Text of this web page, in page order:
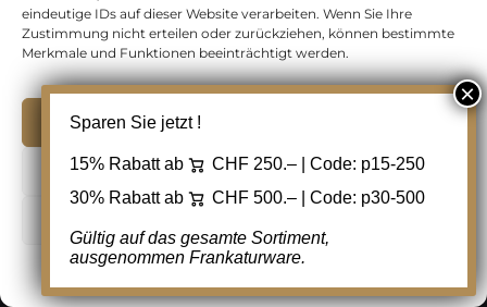
eindeutige IDs auf dieser Website verarbeiten. Wenn Sie Ihre
Zustimmung nicht erteilen oder zurückziehen, können bestimmte
Merkmale und Funktionen beeinträchtigt werden.
Ablehnen
NEU ERFASSTE PRODUKTE
Sparen Sie jetzt !
15% Rabatt ab CHF 250.– | Code: p15-250
30% Rabatt ab
CHF 500.– | Code: p30-500
Gültig auf das gesamte Sortiment,
ausgenommen Frankaturware.